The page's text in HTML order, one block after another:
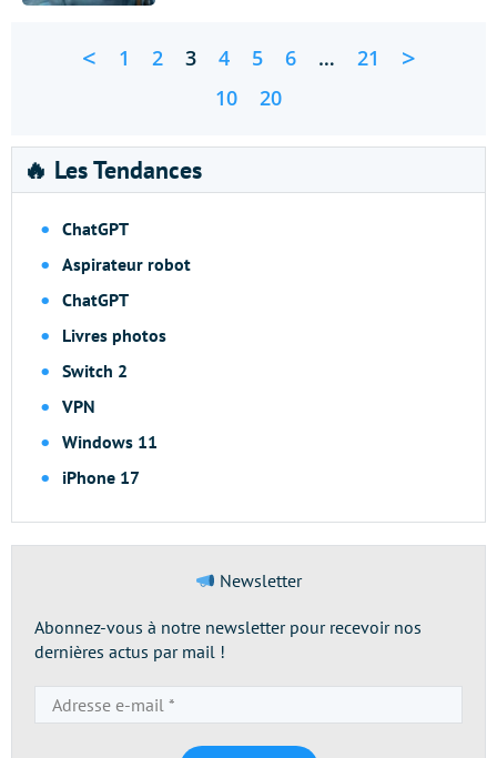
< 1 2 3 4 5 6 … 21 >
10 20
🔥 Les Tendances
ChatGPT
Aspirateur robot
ChatGPT
Livres photos
Switch 2
VPN
Windows 11
iPhone 17
Newsletter
Abonnez-vous à notre newsletter pour recevoir nos
dernières actus par mail !
e-
mail